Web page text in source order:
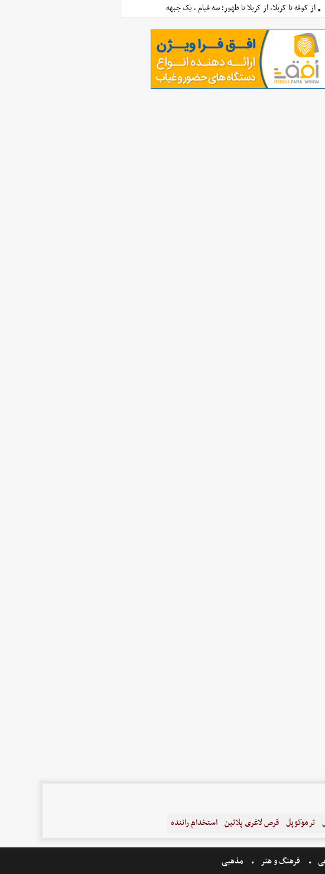
از کوفه تا کربلا، از کربلا تا ظهور؛ سه قیام ، یک جبهه
ترموکوپل قرص لاغری پلاتین استخدام راننده
فرهنگ و هنر مذهبی